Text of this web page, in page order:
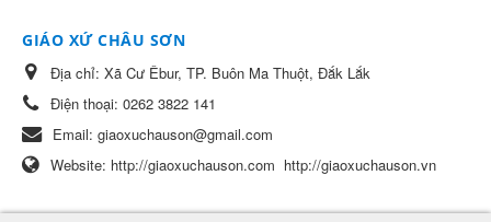
GIÁO XỨ CHÂU SƠN
Địa chỉ: Xã Cư Êbur, TP. Buôn Ma Thuột, Đắk Lắk
Điện thoại: 0262 3822 141
Email: giaoxuchauson@gmail.com
Website: http://giaoxuchauson.com http://giaoxuchauson.vn